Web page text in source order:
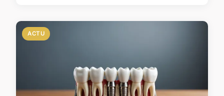
ACTU